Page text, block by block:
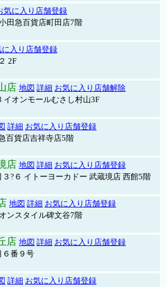
気に入り店舗登録
田急百貨店町田店7階
に入り店舗登録
2F
店 地図 詳細 お気に入り店舗解除
イオンモールむさし村山3F
詳細 お気に入り店舗登録
百貨店吉祥寺店5階
店 地図 詳細 お気に入り店舗登録
?６ イトーヨーカドー 武蔵境店 西館5階
地図 詳細 お気に入り店舗登録
ンスタイル碑文谷7階
店 地図 詳細 お気に入り店舗登録
６番９号
詳細 お気に入り店舗登録